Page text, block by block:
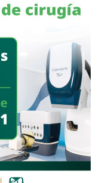
una situación de
legales
lo que las leyes
en estado
digitales al
que la